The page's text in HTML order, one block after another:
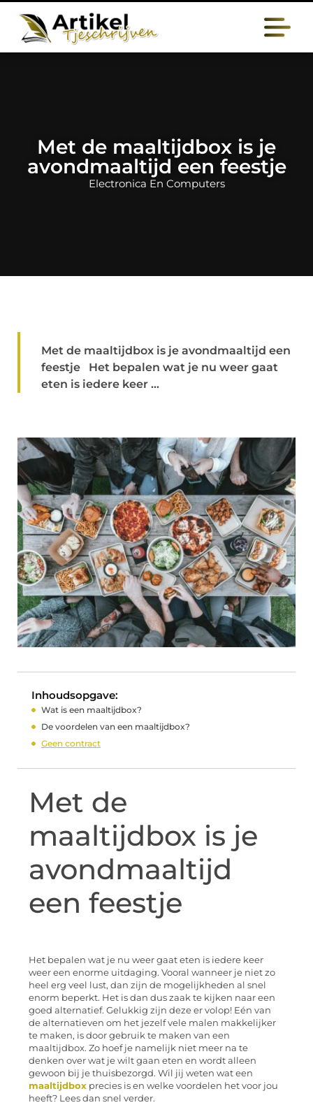
Met de maaltijdbox is je
avondmaaltijd een feestje
Electronica En Computers
Met de maaltijdbox is je avondmaaltijd een
feestje Het bepalen wat je nu weer gaat
eten is iedere keer ...
Inhoudsopgave:
Wat is een maaltijdbox?
De voordelen van een maaltijdbox?
Geen contract
Met de
maaltijdbox is je
avondmaaltijd
een feestje
Het bepalen wat je nu weer gaat eten is iedere keer
weer een enorme uitdaging. Vooral wanneer je niet zo
heel erg veel lust, dan zijn de mogelijkheden al snel
enorm beperkt. Het is dan dus zaak te kijken naar een
goed alternatief. Gelukkig zijn deze er volop! Eén van
de alternatieven om het jezelf vele malen makkelijker
te maken, is door gebruik te maken van een
maaltijdbox. Zo hoef je namelijk niet meer na te
denken over wat je wilt gaan eten en wordt alleen
gewoon bij je thuisbezorgd. Wil jij weten wat een
maaltijdbox precies is en welke voordelen het voor jou
heeft? Lees dan snel verder.